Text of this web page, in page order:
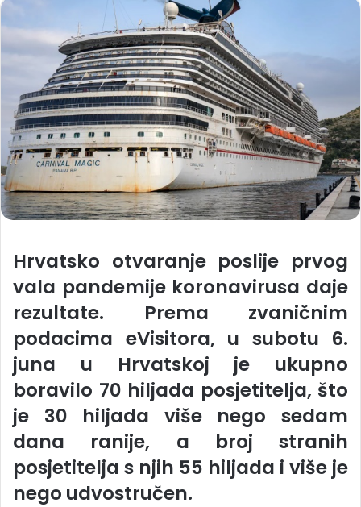
Hrvatsko otvaranje poslije prvog
vala pandemije koronavirusa daje
rezultate. Prema zvaničnim
podacima eVisitora, u subotu 6.
juna u Hrvatskoj je ukupno
boravilo 70 hiljada posjetitelja, što
je 30 hiljada više nego sedam
dana ranije, a broj stranih
posjetitelja s njih 55 hiljada i više je
nego udvostručen.